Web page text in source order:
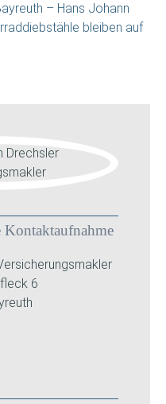
– Hans Johann
bleiben auf
6